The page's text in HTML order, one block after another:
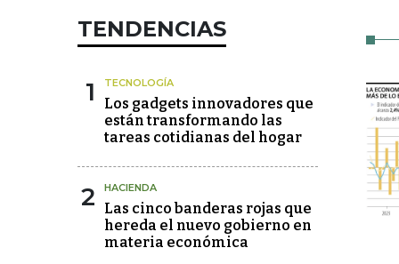
TENDENCIAS
1 TECNOLOGÍA
Los gadgets innovadores que
están transformando las
tareas cotidianas del hogar
2 HACIENDA
Las cinco banderas rojas que
hereda el nuevo gobierno en
materia económica